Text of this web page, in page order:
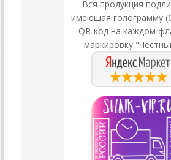
Вся продукция
имеющая голограмму
QR-код на каждом
маркировку